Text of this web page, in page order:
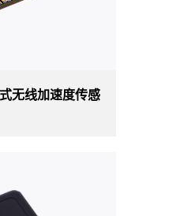
无线加速度传感